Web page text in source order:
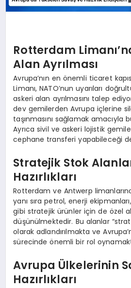
Rotterdam
Alan Ayrılması
Avrupa’nın en önemli ticaret
Limanı, NATO’nun uyarıları
askeri alan ayrılmasını talep
dev gemilerden Avrupa içlerine
taşınmasını sağlamak amacıyla
Ayrıca sivil ve askeri lojistik
cephane transferi yapabileceği
Stratejik Stok
Hazırlıkları
Rotterdam ve Antwerp
yanı sıra petrol, enerji
gibi stratejik ürünler için de özel
düşünülmektedir. Bu alanlar
olarak adlandırılmakta ve
sürecinde önemli bir rol
Avrupa Ülkelerinin
Hazırlıkları